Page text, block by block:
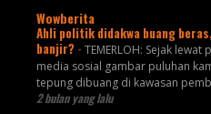
Wowberita
Ahli politik didakwa buang
banjir? - TEMERLOH: Sejak
media sosial gambar puluhan
tepung dibuang di kawasan
2 bulan yang lalu